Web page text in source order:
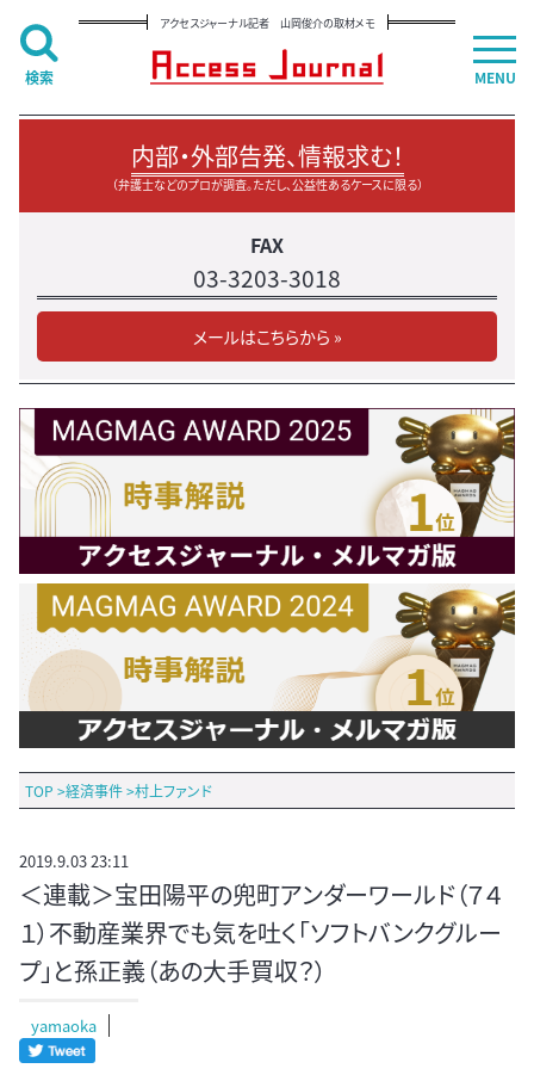
アクセスジャーナル記者 山岡俊介の取材メモ
内部・外部告発、情報求む！
（弁護士などのプロが調査。ただし、公益性あるケースに限る）
FAX
03-3203-3018
メールはこちらから »
TOP >経済事件>村上ファンド
2019.9.03 23:11
＜連載＞宝田陽平の兜町アンダーワールド（７４
１）不動産業界でも気を吐く「ソフトバンクグルー
プ」と孫正義（あの大手買収？）
yamaoka
MENU
検索